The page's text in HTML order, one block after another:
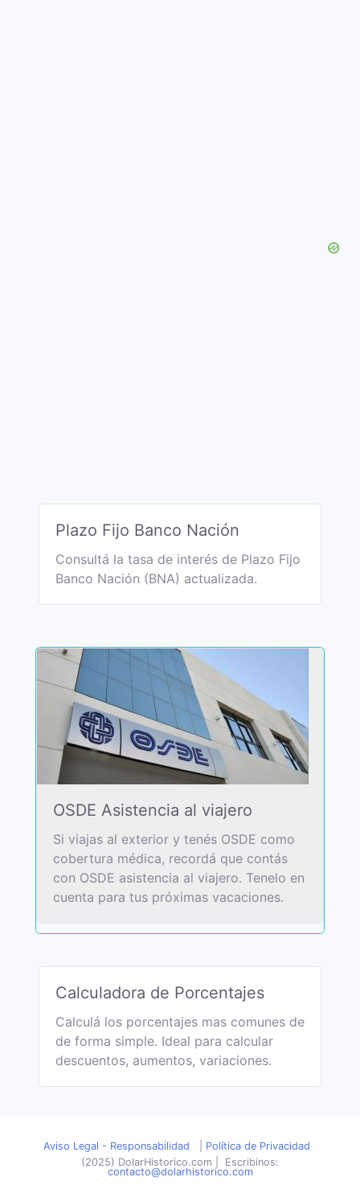
Plazo Fijo Banco Nación
Consultá la tasa de interés de Plazo Fijo
Banco Nación (BNA) actualizada.
OSDE Asistencia al viajero
Si viajas al exterior y tenés OSDE como
cobertura médica, recordá que contás
con OSDE asistencia al viajero. Tenelo en
cuenta para tus próximas vacaciones.
Calculadora de Porcentajes
Calculá los porcentajes mas comunes de
de forma simple. Ideal para calcular
descuentos, aumentos, variaciones.
Aviso Legal - Responsabilidad
Política de Privacidad
(2025) DolarHistorico.com
Escribinos:
contacto@dolarhistorico.com